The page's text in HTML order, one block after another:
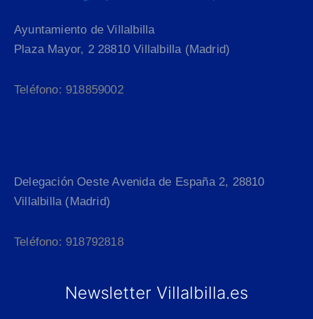
Ayuntamiento de Villalbilla
Plaza Mayor, 2 28810 Villalbilla (Madrid)
Teléfono: 918859002
Delegación Oeste Avenida de España 2, 28810
Villalbilla (Madrid)
Teléfono: 918792818
Newsletter Villalbilla.es